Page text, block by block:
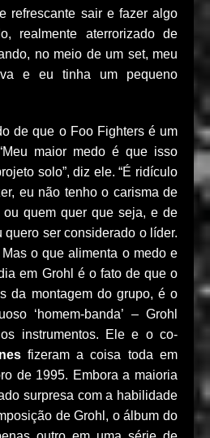
refrescante sair e fazer algo
realmente aterrorizado de
no meio de um set, meu
e eu tinha um pequeno
de que o Foo Fighters é um
maior medo é que isso
solo”, diz ele. “É ridículo
eu não tenho o carisma de
ou quem quer que seja, e de
quero ser considerado o líder.
Mas o que alimenta o medo e
em Grohl é o fato de que o
da montagem do grupo, é o
‘homem-banda’ – Grohl
instrumentos. Ele e o co-
fizeram a coisa toda em
de 1995. Embora a maioria
surpresa com a habilidade
de Grohl, o álbum do